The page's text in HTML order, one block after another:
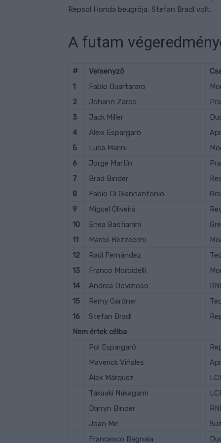
Repsol Honda beugrója, Stefan Bradl volt.
A futam
# Versenyző
1
Fabio Quartararo
2
Johann Zarco
3
Jack Miller
4
Aleix Espargaró
5
Luca Marini
6
Jorge Martín
7
Brad Binder
8
Fabio Di Giannantonio
9
Miguel Oliveira
10
Enea Bastianini
11
Marco Bezzecchi
12
Raúl Fernández
13
Franco Morbidelli
14
Andrea Dovizioso
15
Remy Gardner
16
Stefan Bradl
Nem értek célba
Pol Espargaró
Maverick Viñales
Álex Márquez
Takaaki Nakagami
Darryn Binder
Joan Mir
Francesco Bagnaia